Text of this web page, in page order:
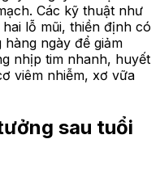
Các kỹ thuật như
lỗ mũi, thiền định có
ngày để giảm
nhịp tim nhanh, huyết
viêm nhiễm, xơ vữa
sau tuổi